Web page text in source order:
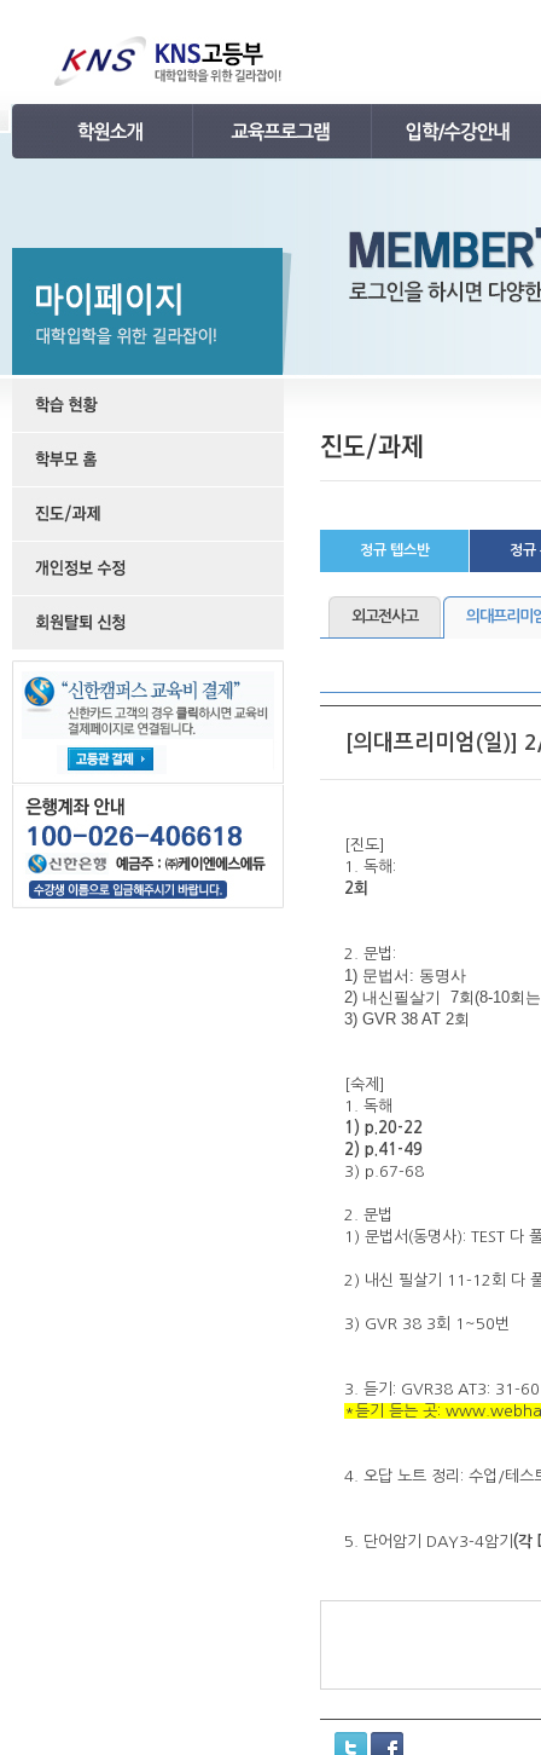
언론보도
명예의 전당
KNS 포토 갤러리
찾아오시는 길
수능 프로그램
특강 프로그램
강의시간표 / 교재소개
입학안내
레벨 테스트
정규 텝스반 정규
외고전사고 의대프리미
[의대프리미엄(일)]
[진도]
1. 독해:
2회
2. 문법:
1) 문법서: 동명사
2) 내신필살기 7회(8-10회
3) GVR 38 AT 2회
[숙제]
1. 독해
1) p.20-22
2) p.41-49
3) p.67-68
2. 문법
1) 문법서(동명사): TEST 다
2) 내신 필살기 11-12회 다
3) GVR 38 3회 1~50번
3. 듣기: GVR38 AT3: 31-60
*듣기 듣는 곳:
4. 오답 노트 정리: 수업/테스
5. 단어암기 DAY3-4암기 (각